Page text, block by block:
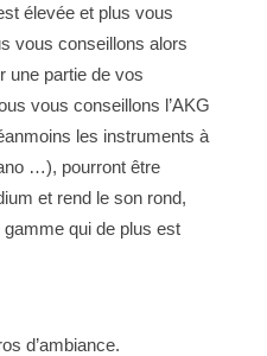
élevée et plus vous
vous conseillons alors
une partie de vos
vous conseillons l’AKG
les instruments à
…), pourront être
et rend le son rond,
qui de plus est
d’ambiance.